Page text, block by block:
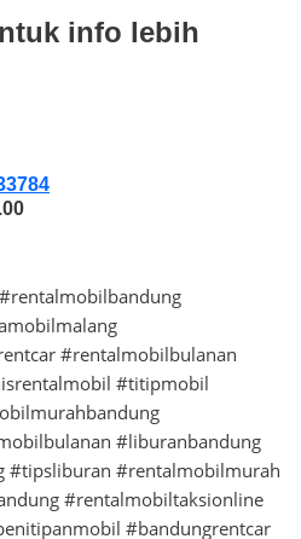
info lebih
#rentalmobilbulanan
#titipmobil
#liburanbandung
#tipsliburan #rentalmobilmurah
#rentalmobiltaksionline
#bandungrentcar